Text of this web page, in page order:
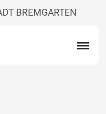
BREMGARTEN